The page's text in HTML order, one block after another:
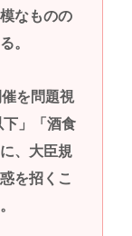
なものの
。
を問題視
」「酒食
、大臣規
を招くこ